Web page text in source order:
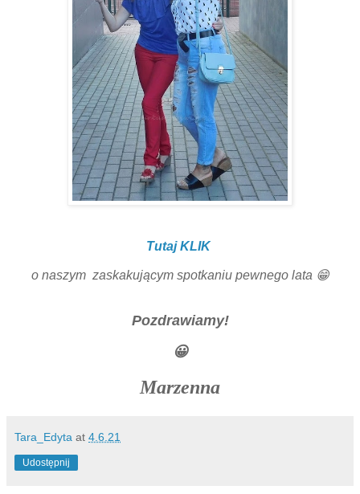
Tutaj KLIK
o naszym zaskakującym spotkaniu pewnego lata 😁
Pozdrawiamy!
😀
Marzenna
Tara_Edyta at 4.6.21
Udostępnij